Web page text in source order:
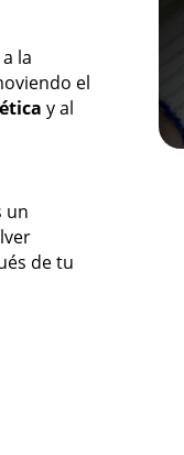
la
el
y al
un
de tu